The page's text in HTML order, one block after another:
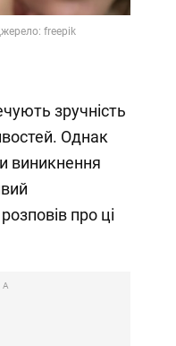
freepik
зручність
Однак
виникнення
про ці